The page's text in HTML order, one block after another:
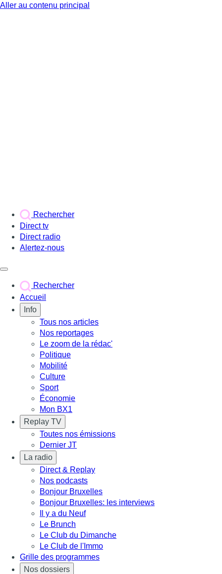
Aller au contenu principal
Rechercher
Direct tv
Direct radio
Alertez-nous
Rechercher
Accueil
Info
Tous nos articles
Nos reportages
Le zoom de la rédac'
Politique
Mobilité
Culture
Sport
Économie
Mon BX1
Replay TV
Toutes nos émissions
Dernier JT
La radio
Direct & Replay
Nos podcasts
Bonjour Bruxelles
Bonjour Bruxelles: les interviews
Il y a du Neuf
Le Brunch
Le Club du Dimanche
Le Club de l'Immo
Grille des programmes
Nos dossiers